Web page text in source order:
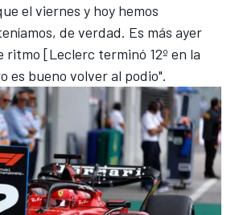
el viernes y hoy hemos
de verdad. Es más ayer
ritmo [Leclerc terminó 12º en la
es bueno volver al podio".